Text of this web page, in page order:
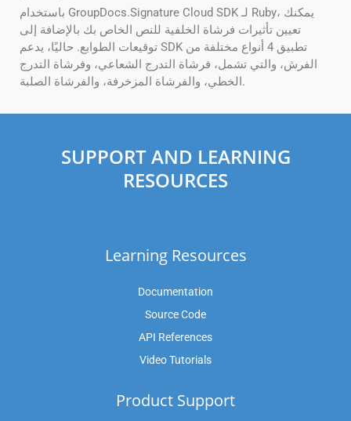
باستخدام GroupDocs.Signature Cloud SDK لـ Ruby، يمكنك
تعيين تأثيرات فرشاة الخلفية للنص الخاص بك بالإضافة إلى
توقيعات الطوابع. حاليًا، يدعم SDK تطبيق 4 أنواع مختلفة من
الفرش، والتي تشمل، فرشاة التدرج الشعاعي، وفرشاة التدرج
الخطي، والفرشاة المزخرفة، والفرشاة الصلبة.
SUPPORT AND LEARNING
RESOURCES
Learning Resources
Documentation
Source Code
API References
Video Tutorials
Product Support